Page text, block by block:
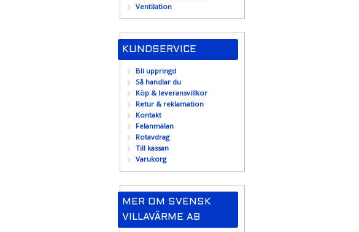
Ventilation
KUNDSERVICE
Bli uppringd
Så handlar du
Köp & leveransvillkor
Retur & reklamation
Kontakt
Felanmälan
Rotavdrag
Till kassan
Varukorg
MER OM SVENSK
VILLAVÄRME AB